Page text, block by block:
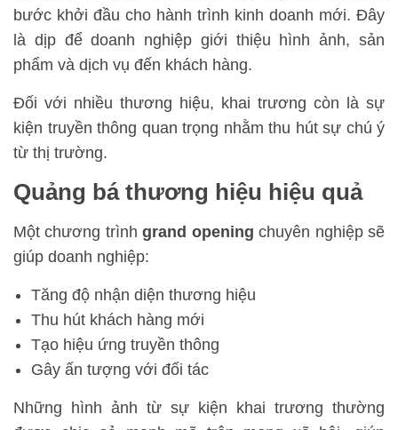
bước khởi đầu cho hành trình kinh doanh mới. Đây
là dịp để doanh nghiệp giới thiệu hình ảnh, sản
phẩm và dịch vụ đến khách hàng.
Đối với nhiều thương hiệu, khai trương còn là sự
kiện truyền thông quan trọng nhằm thu hút sự chú ý
từ thị trường.
Quảng bá thương hiệu hiệu quả
Một chương trìnhgrand opening chuyên nghiệp sẽ
giúp doanh nghiệp:
Tăng độ nhận diện thương hiệu
Thu hút khách hàng mới
Tạo hiệu ứng truyền thông
Gây ấn tượng với đối tác
Những hình ảnh từ sự kiện khai trương thường